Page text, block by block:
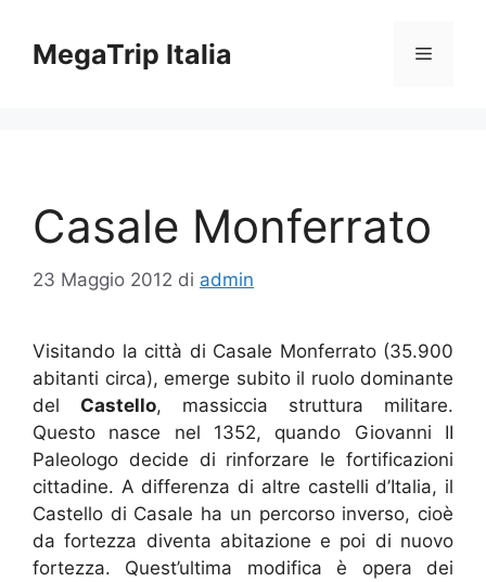
contenuto
MegaTrip Italia Menu
Casale Monferrato
23 Maggio 2012 di admin
Visitando la città di Casale Monferrato (35.900
abitanti circa), emerge subito il ruolo dominante
del Castello, massiccia struttura militare.
Questo nasce nel 1352, quando Giovanni II
Paleologo decide di rinforzare le fortificazioni
cittadine. A differenza di altre castelli d’Italia, il
Castello di Casale ha un percorso inverso, cioè
da fortezza diventa abitazione e poi di nuovo
fortezza. Quest’ultima modifica è opera dei